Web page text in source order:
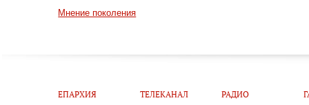
Мнение поколения
ЕПАРХИЯ
ТЕЛЕКАНАЛ
РАДИО